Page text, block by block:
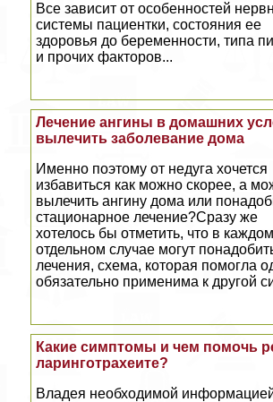
Все зависит от особенностей
системы пациентки, состояния ее
здоровья до беременности, типа
и прочих факторов...
Лечение ангины в домашних
вылечить заболевание дома
Именно поэтому от недуга хочется
избавиться как можно скорее, а
вылечить ангину дома или
стационарное лечение?Сразу же
хотелось бы отметить, что в каждом
отдельном случае могут
лечения, схема, которая помогла
обязательно применима к другой
Какие симптомы и чем помочь
ларинготрахеите?
Владея необходимой